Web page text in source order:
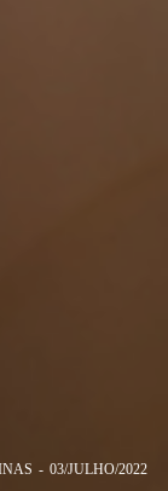
03/JULHO/2022